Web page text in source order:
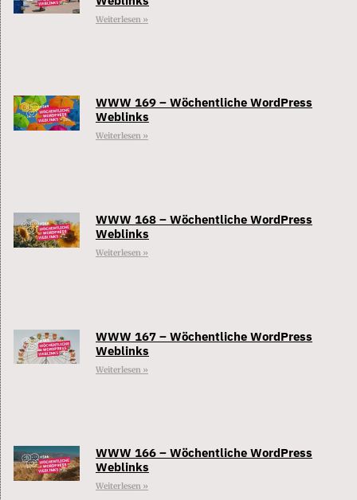
Weiterlesen »
WWW 169 – Wöchentliche WordPress
Weblinks
Weiterlesen »
WWW 168 – Wöchentliche WordPress
Weblinks
Weiterlesen »
WWW 167 – Wöchentliche WordPress
Weblinks
Weiterlesen »
WWW 166 – Wöchentliche WordPress
Weblinks
Weiterlesen »